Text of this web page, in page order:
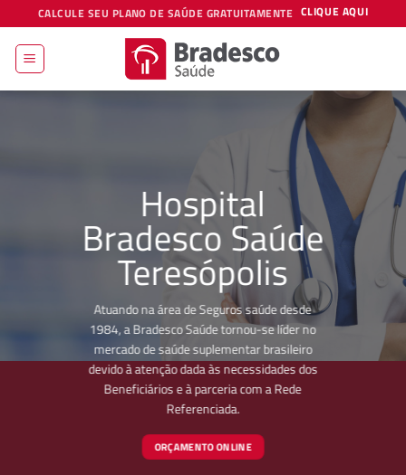
to
content
CALCULE SEU PLANO DE SAÚDE GRATUITAMENTE CLIQUE AQUI
Hospital
Bradesco Saúde
Teresópolis
Atuando na área de Seguros saúde desde
1984, a Bradesco Saúde tornou-se líder no
mercado de saúde suplementar brasileiro
devido à atenção dada às necessidades dos
Beneficiários e à parceria com a Rede
Referenciada.
ORÇAMENTO ONLINE